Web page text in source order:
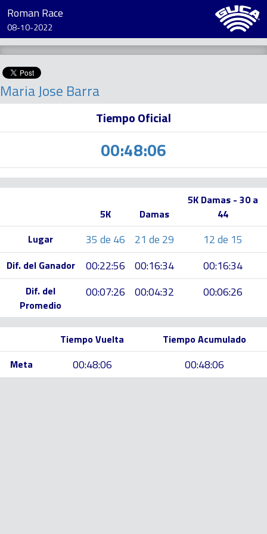
Roman Race
08-10-2022
Maria Jose Barra
Tiempo Oficial
00:48:06
5K Damas
5K Damas - 30 a
44
Lugar
35 de 46 21 de 29 12 de 15
Dif. del Ganador 00:22:56 00:16:34 00:16:34
Dif. del
Promedio
00:07:26 00:04:32 00:06:26
Tiempo Vuelta
Tiempo Acumulado
Meta
00:48:06 00:48:06